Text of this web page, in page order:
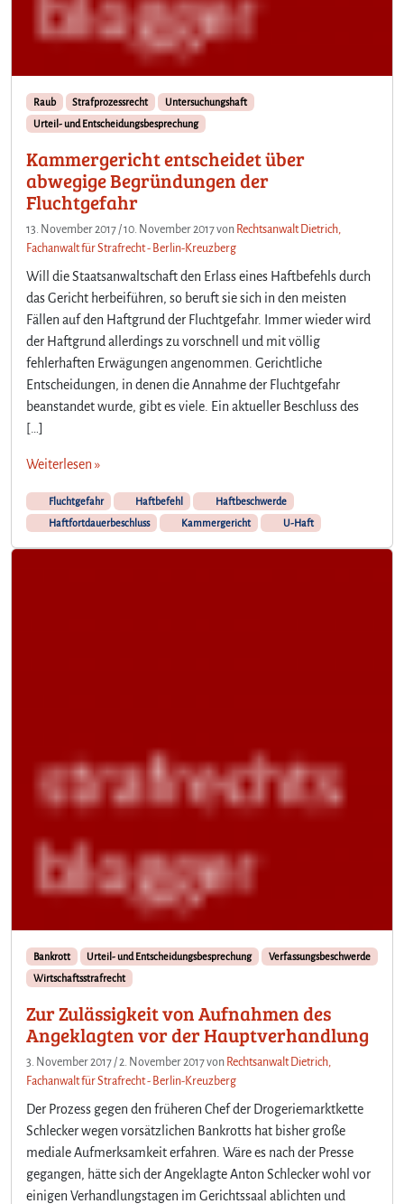
Raub Strafprozessrecht
Untersuchungshaft
Urteil- und Entscheidungsbesprechung
Kammergericht entscheidet über
abwegige Begründungen der
Fluchtgefahr
13. November 2017 /10. November 2017von Rechtsanwalt Dietrich,
Fachanwalt für Strafrecht - Berlin-Kreuzberg
Will die Staatsanwaltschaft den Erlass eines Haftbefehls durch
das Gericht herbeiführen, so beruft sie sich in den meisten
Fällen auf den Haftgrund der Fluchtgefahr. Immer wieder wird
der Haftgrund allerdings zu vorschnell und mit völlig
fehlerhaften Erwägungen angenommen. Gerichtliche
Entscheidungen, in denen die Annahme der Fluchtgefahr
beanstandet wurde, gibt es viele. Ein aktueller Beschluss des
[…]
Weiterlesen »
Fluchtgefahr Haftbefehl
Haftbeschwerde
Haftfortdauerbeschluss
Kammergericht U-Haft
Bankrott Urteil- und Entscheidungsbesprechung
Verfassungsbeschwerde
Wirtschaftsstrafrecht
Zur Zulässigkeit von Aufnahmen des
Angeklagten vor der Hauptverhandlung
3. November 2017 /2. November 2017von Rechtsanwalt Dietrich,
Fachanwalt für Strafrecht - Berlin-Kreuzberg
Der Prozess gegen den früheren Chef der Drogeriemarktkette
Schlecker wegen vorsätzlichen Bankrotts hat bisher große
mediale Aufmerksamkeit erfahren. Wäre es nach der Presse
gegangen, hätte sich der Angeklagte Anton Schlecker wohl vor
einigen Verhandlungstagen im Gerichtssaal ablichten und